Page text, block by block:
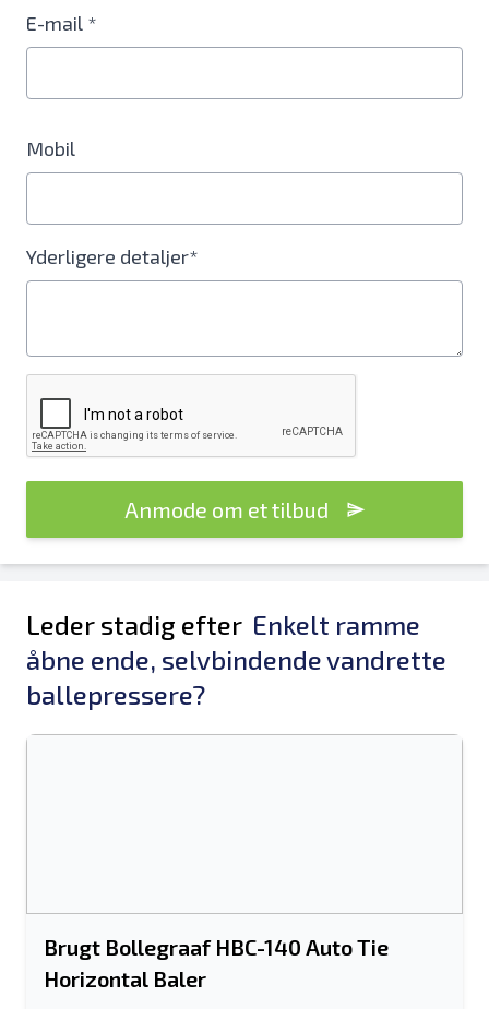
E-mail *
Mobil
Yderligere detaljer*
Anmode om et tilbud
Leder stadig efter Enkelt ramme
åbne ende, selvbindende vandrette
ballepressere?
Brugt Bollegraaf HBC-140 Auto Tie
Horizontal Baler